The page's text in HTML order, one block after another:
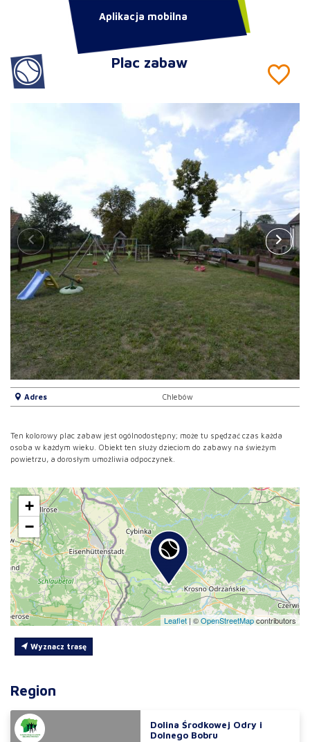
Plac zabaw
Adres Chlebów
Ten kolorowy plac zabaw jest ogólnodostępny; może tu spędzać czas każda
osoba w każdym wieku. Obiekt ten służy dzieciom do zabawy na świeżym
powietrzu, a dorosłym umożliwia odpoczynek.
+
−
Leaflet | ©OpenStreetMapcontributors
Wyznacz trasę
Region
Dolina Środkowej Odry i
Dolnego Bobru
Aplikacja mobilna